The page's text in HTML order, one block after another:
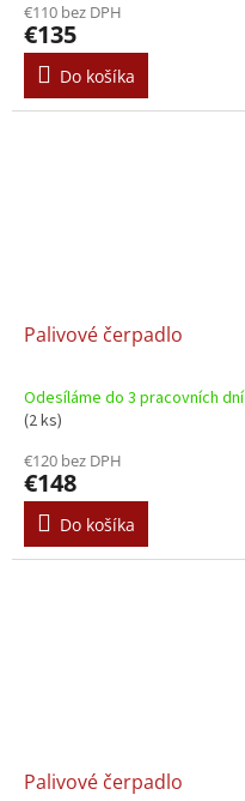
€110 bez DPH
€135
Do košíka
Palivové čerpadlo
Odesíláme do 3 pracovních dní
(2 ks)
€120 bez DPH
€148
Do košíka
Palivové čerpadlo